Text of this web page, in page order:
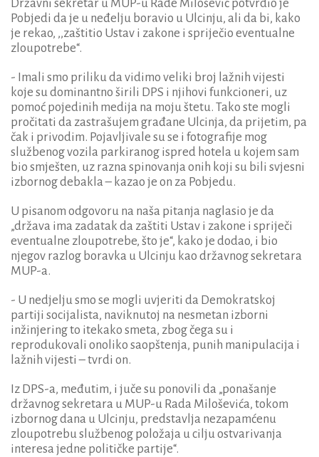
Državni sekretar u MUP-u Rade Milošević potvrdio je
Pobjedi da je u neđelju boravio u Ulcinju, ali da bi, kako
je rekao, ,,zaštitio Ustav i zakone i spriječio eventualne
zloupotrebe“.
- Imali smo priliku da vidimo veliki broj lažnih vijesti
koje su dominantno širili DPS i njihovi funkcioneri, uz
pomoć pojedinih medija na moju štetu. Tako ste mogli
pročitati da zastrašujem građane Ulcinja, da prijetim, pa
čak i privodim. Pojavljivale su se i fotografije mog
službenog vozila parkiranog ispred hotela u kojem sam
bio smješten, uz razna spinovanja onih koji su bili svjesni
izbornog debakla – kazao je on za Pobjedu.
U pisanom odgovoru na naša pitanja naglasio je da
„država ima zadatak da zaštiti Ustav i zakone i spriječi
eventualne zloupotrebe, što je“, kako je dodao, i bio
njegov razlog boravka u Ulcinju kao državnog sekretara
MUP-a.
- U nedjelju smo se mogli uvjeriti da Demokratskoj
partiji socijalista, naviknutoj na nesmetan izborni
inžinjering to itekako smeta, zbog čega su i
reprodukovali onoliko saopštenja, punih manipulacija i
lažnih vijesti – tvrdi on.
Iz DPS-a, međutim, i juče su ponovili da „ponašanje
državnog sekretara u MUP-u Rada Miloševića, tokom
izbornog dana u Ulcinju, predstavlja nezapamćenu
zloupotrebu službenog položaja u cilju ostvarivanja
interesa jedne političke partije“.